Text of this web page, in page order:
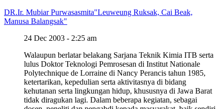
DR.Ir. Mubiar Purwasasmita"Leuweung Ruksak, Cai Beak,
Manusa Balangsak"
24 Dec 2003 - 2:25 am
Walaupun berlatar belakang Sarjana Teknik Kimia ITB serta
lulus Doktor Teknologi Pemrosesan di Institut Nationale
Polytechnique de Lorraine di Nancy Perancis tahun 1985,
ketertarikan, kepedulian serta aktivitasnya di bidang
kehutanan serta lingkungan hidup, khususnya di Jawa Barat
tidak diragukan lagi. Dalam beberapa kegiatan, sebagai